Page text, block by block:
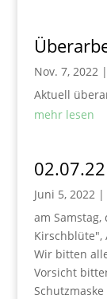
Nov. 7, 2022|
Aktuell
mehr lesen
Juni 5, 2022|
am Samstag,
Kirschblüte",
Wir bitten
Vorsicht